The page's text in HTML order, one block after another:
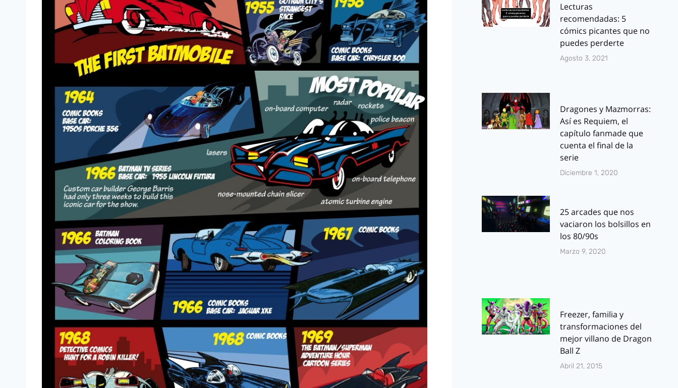
Lecturas
recomendadas: 5
cómics picantes que no
puedes perderte
Agosto 3, 2021
Dragones y Mazmorras:
Así es Requiem, el
capítulo fanmade que
cuenta el final de la
serie
Diciembre 1, 2020
25 arcades que nos
vaciaron los bolsillos en
los 80/90s
Marzo 9, 2020
Freezer, familia y
transformaciones del
mejor villano de Dragon
Ball Z
Abril 21, 2015